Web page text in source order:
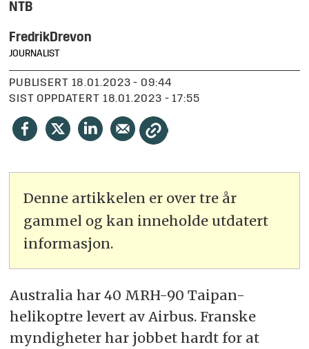
NTB
Fredrik Drevon
JOURNALIST
PUBLISERT
18.01.2023 - 09:44
SIST OPPDATERT
18.01.2023 - 17:55
Denne artikkelen er over tre år
gammel og kan inneholde utdatert
informasjon.
Australia har 40 MRH-90 Taipan-
helikoptre levert av Airbus. Franske
myndigheter har jobbet hardt for at